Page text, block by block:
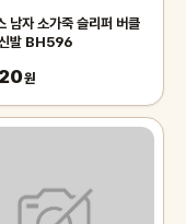
남자 소가죽 슬리퍼 버클
발 BH596
원